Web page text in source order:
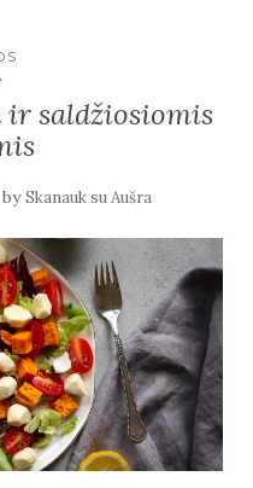
ir saldžiosiomis
bySkanauk su Aušra